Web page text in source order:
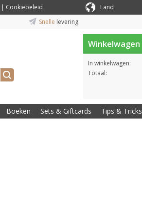
| Cookiebeleid Land
Snelle levering
Winkelwagen
In winkelwagen:
Totaal:
Boeken Sets & Giftcards Tips & Tricks